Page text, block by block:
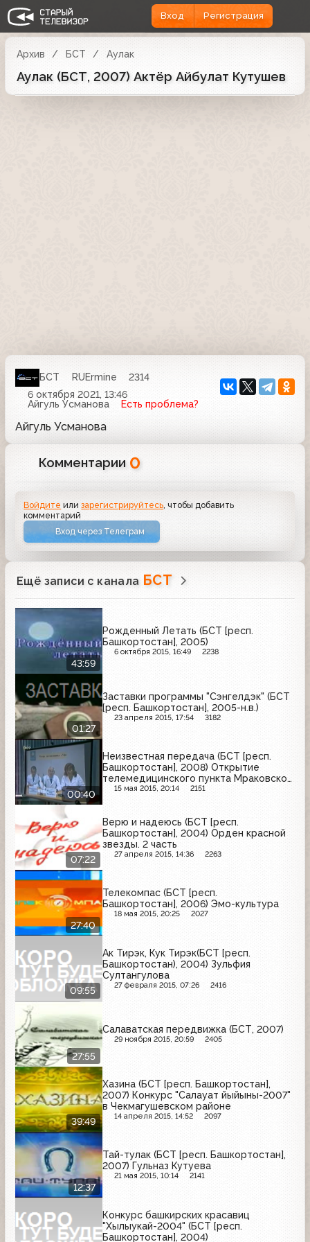
Вход Регистрация
Архив БСТ Аулак
Аулак (БСТ, 2007) Актёр Айбулат Кутушев
БСТ RUErmine
2314
6 октября 2021, 13:46
Айгуль Усманова
Есть проблема?
Айгуль Усманова
Комментарии 0
Войдите илизарегистрируйтесь , чтобы добавить
комментарий
Вход через Телеграм
Ещё записи с канала БСТ
43:59
Рожденный Летать (БСТ [респ.
Башкортостан], 2005)
6 октября 2015, 16:49 2238
01:27
Заставки программы "Сэнгелдэк" (БСТ
[респ. Башкортостан], 2005-н.в.)
23 апреля 2015, 17:54 3182
00:40
Неизвестная передача (БСТ [респ.
Башкортостан], 2008) Открытие
телемедицинского пункта Мраковской
Центральной Республиканской
15 мая 2015, 20:14 2151
07:22
Верю и надеюсь (БСТ [респ.
Башкортостан], 2004) Орден красной
звезды. 2 часть
27 апреля 2015, 14:36 2263
27:40
Телекомпас (БСТ [респ.
Башкортостан], 2006) Эмо-культура
18 мая 2015, 20:25 2027
09:55
Ак Тирэк, Кук Тирэк(БСТ [респ.
Башкортостан), 2004) Зульфия
Султангулова
27 февраля 2015, 07:26 2416
27:55
Салаватская передвижка (БСТ, 2007)
29 ноября 2015, 20:59 2405
39:49
Хазина (БСТ [респ. Башкортостан],
2007) Конкурс "Салауат йыйыны-2007"
в Чекмагушевском районе
14 апреля 2015, 14:52 2097
12:37
Тай-тулак (БСТ [респ. Башкортостан],
2007) Гульназ Кутуева
21 мая 2015, 10:14 2141
Конкурс башкирских красавиц
"Хылыукай-2004" (БСТ [респ.
Башкортостан], 2004)